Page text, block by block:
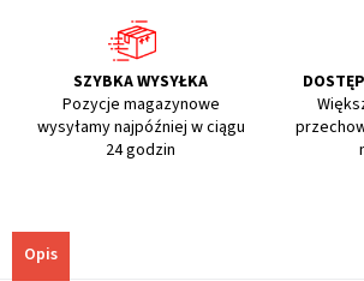
SZYBKA WYSYŁKA
Pozycje magazynowe
wysyłamy najpóźniej w ciągu
24 godzin
Opis